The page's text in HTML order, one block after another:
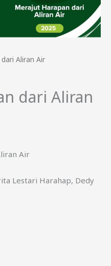
Aliran Air
dari Aliran
Air
Lestari Harahap, Dedy